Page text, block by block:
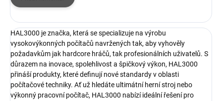
HAL3000 je značka, která se specializuje na výrobu
vysokovýkonných počítačů navržených tak, aby vyhověly
požadavkům jak hardcore hráčů, tak profesionálních uživatelů. S
důrazem na inovace, spolehlivost a špičkový výkon, HAL3000
přináší produkty, které definují nové standardy v oblasti
počítačové techniky. Ať už hledáte ultimátní herní stroj nebo
výkonný pracovní počítač, HAL3000 nabízí ideální řešení pro